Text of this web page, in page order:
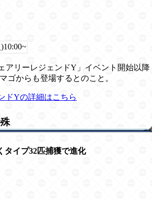
アリーレジェンドY」イベント開始以降
ゴからも登場するとのこと。
ドYの詳細はこちら
タイプ32匹捕獲で進化